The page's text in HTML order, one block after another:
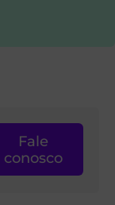
Fale
conosco